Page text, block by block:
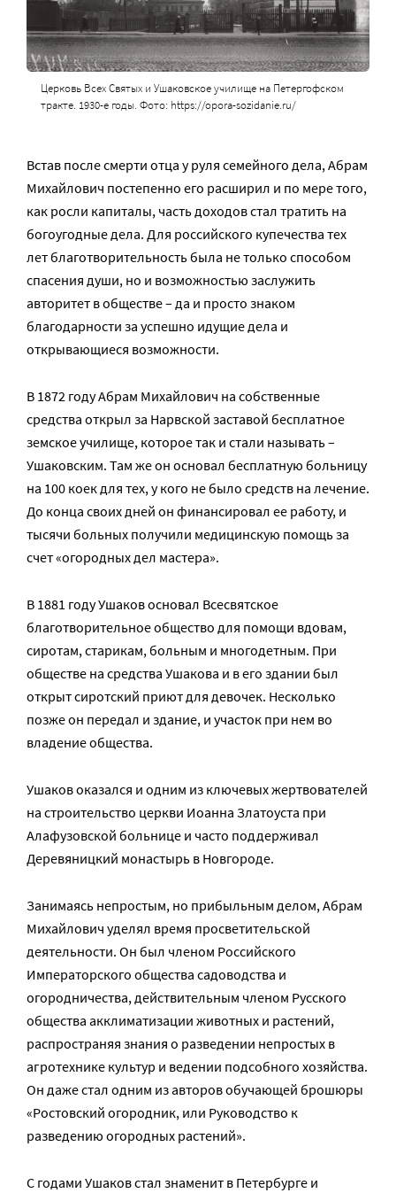
Церковь Всех Святых и Ушаковское училище на Петергофском
тракте. 1930-е годы. Фото: https://opora-sozidanie.ru/
Встав после смерти отца у руля семейного дела, Абрам
Михайлович постепенно его расширил и по мере того,
как росли капиталы, часть доходов стал тратить на
богоугодные дела. Для российского купечества тех
лет благотворительность была не только способом
спасения души, но и возможностью заслужить
авторитет в обществе – да и просто знаком
благодарности за успешно идущие дела и
открывающиеся возможности.
В 1872 году Абрам Михайлович на собственные
средства открыл за Нарвской заставой бесплатное
земское училище, которое так и стали называть –
Ушаковским. Там же он основал бесплатную больницу
на 100 коек для тех, у кого не было средств на лечение.
До конца своих дней он финансировал ее работу, и
тысячи больных получили медицинскую помощь за
счет «огородных дел мастера».
В 1881 году Ушаков основал Всесвятское
благотворительное общество для помощи вдовам,
сиротам, старикам, больным и многодетным. При
обществе на средства Ушакова и в его здании был
открыт сиротский приют для девочек. Несколько
позже он передал и здание, и участок при нем во
владение общества.
Ушаков оказался и одним из ключевых жертвователей
на строительство церкви Иоанна Златоуста при
Алафузовской больнице и часто поддерживал
Деревяницкий монастырь в Новгороде.
Занимаясь непростым, но прибыльным делом, Абрам
Михайлович уделял время просветительской
деятельности. Он был членом Российского
Императорского общества садоводства и
огородничества, действительным членом Русского
общества акклиматизации животных и растений,
распространяя знания о разведении непростых в
агротехнике культур и ведении подсобного хозяйства.
Он даже стал одним из авторов обучающей брошюры
«Ростовский огородник, или Руководство к
разведению огородных растений».
С годами Ушаков стал знаменит в Петербурге и